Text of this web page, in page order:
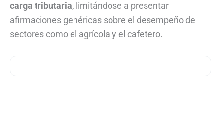
carga tributaria, limitándose a presentar
afirmaciones genéricas sobre el desempeño de
sectores como el agrícola y el cafetero.